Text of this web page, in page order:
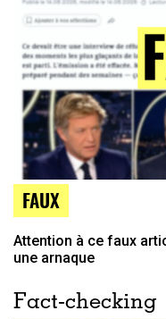
FAUX
Attention à ce faux
une arnaque
Fact-checking